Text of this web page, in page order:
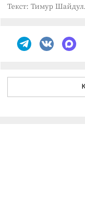
Текст: Тимур